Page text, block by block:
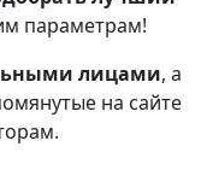
параметрам!
лицами, а
на сайте